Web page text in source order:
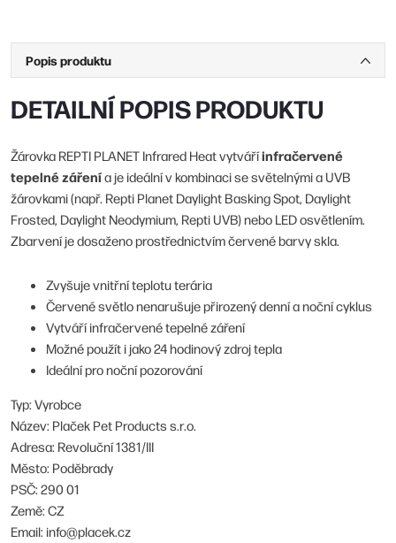
Popis produktu
DETAILNÍ POPIS PRODUKTU
Žárovka REPTI PLANET Infrared Heat vytváříinfračervené
tepelné zářenía je ideální v kombinaci se světelnými a UVB
žárovkami (např. Repti Planet Daylight Basking Spot, Daylight
Frosted, Daylight Neodymium, Repti UVB) nebo LED osvětlením.
Zbarvení je dosaženo prostřednictvím červené barvy skla.
Zvyšuje vnitřní teplotu terária
Červené světlo nenarušuje přirozený denní a noční cyklus
Vytváří infračervené tepelné záření
Možné použít i jako 24 hodinový zdroj tepla
Ideální pro noční pozorování
Typ: Vyrobce
Název: Plaček Pet Products s.r.o.
Adresa: Revoluční 1381/III
Město: Poděbrady
PSČ: 290 01
Země: CZ
Email: info@placek.cz